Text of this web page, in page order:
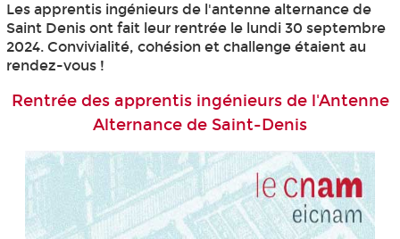
Les apprentisingénieurs de l'antenne alternancede
Saint Denis ont fait leur rentrée le lundi 30 septembre
2024. Convivialité, cohésion et challenge étaient au
rendez-vous !
Rentrée des apprentis ingénieurs de l'Antenne
Alternance de Saint-Denis